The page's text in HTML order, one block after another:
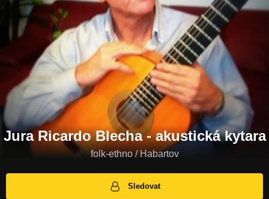
Jura Ricardo Blecha - akustická kytara
folk-ethno / Habartov
Sledovat